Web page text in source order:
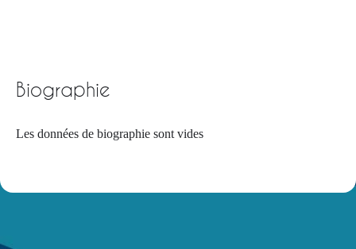
Biographie
Les données de biographie sont vides